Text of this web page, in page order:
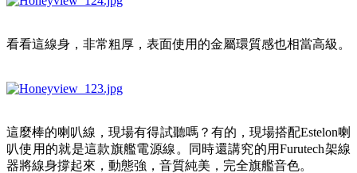
看看這線身，非常粗厚，表面使用的金屬環質感也相當高級。
這麼棒的喇叭線，現場有得試聽嗎？有的，現場搭配Estelon喇
叭使用的就是這款旗艦電源線。同時還講究的用Furutech架線
器將線身撐起來，動態強，音質純美，完全旗艦音色。